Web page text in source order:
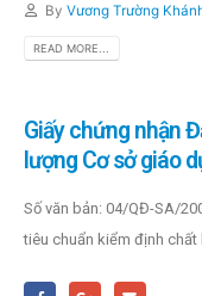
By Vương Trường
READ MORE...
Giấy chứng nhận
lượng Cơ sở giáo
Số văn bản: 04/QĐ-SA/
tiêu chuẩn kiểm định chất